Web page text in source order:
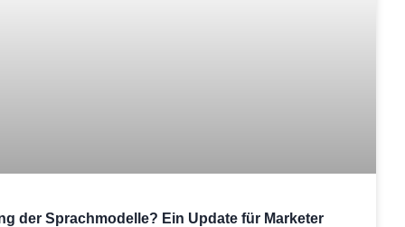
der Sprachmodelle? Ein Update für Marketer